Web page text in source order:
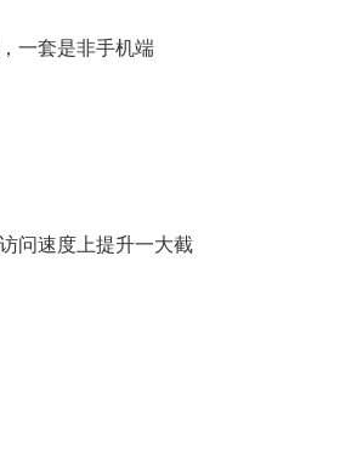
一套是非手机端
问速度上提升一大截